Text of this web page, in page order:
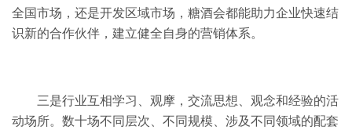
全国市场，还是开发区域市场，糖酒会都能助力企业快速结
识新的合作伙伴，建立健全自身的营销体系。
三是行业互相学习、观摩，交流思想、观念和经验的活
动场所。数十场不同层次、不同规模、涉及不同领域的配套